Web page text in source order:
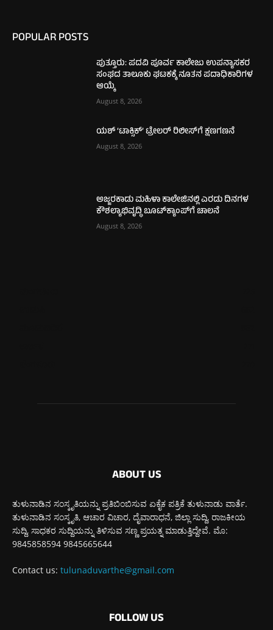
POPULAR POSTS
ಪುತ್ತೂರು: ಪದವಿ ಪೂರ್ವ ಕಾಲೇಜು ಉಪನ್ಯಾಸಕರ
ಸಂಘದ ತಾಲೂಕು ಘಟಕಕ್ಕೆ ನೂತನ ಪದಾಧಿಕಾರಿಗಳ
ಆಯ್ಕೆ
August 8, 2026
ಯಶ್ ‘ಟಾಕ್ಸಿಕ್’ ಟ್ರೇಲರ್ ರಿಲೀಸ್‌ಗೆ ಕ್ಷಣಗಣನೆ
August 8, 2026
ಅಜ್ಜರಕಾಡು ಮಹಿಳಾ ಕಾಲೇಜಿನಲ್ಲಿ ಎರಡು ದಿನಗಳ
ಕೌಶಲ್ಯಾಭಿವೃದ್ಧಿ ಬೂಟ್‌ಕ್ಯಾಂಪ್‌ಗೆ ಚಾಲನೆ
August 8, 2026
ABOUT US
ತುಳುನಾಡಿನ ಸಂಸ್ಕೃತಿಯನ್ನು ಪ್ರತಿಬಿಂಬಿಸುವ ಏಕೈಕ ಪತ್ರಿಕೆ ತುಳುನಾಡು ವಾರ್ತೆ.
ತುಳುನಾಡಿನ ಸಂಸ್ಕೃತಿ, ಆಚಾರ ವಿಚಾರ, ದೈವಾರಾಧನೆ, ಜಿಲ್ಲಾ ಸುದ್ದಿ, ರಾಜಕೀಯ
ಸುದ್ದಿ, ಸಾಧಕರ ಸುದ್ದಿಯನ್ನು ತಿಳಿಸುವ ಸಣ್ಣ ಪ್ರಯತ್ನ ಮಾಡುತ್ತಿದ್ದೇವೆ. ಮೊ:
9845858594 9845665644
Contact us: tulunaduvarthe@gmail.com
FOLLOW US